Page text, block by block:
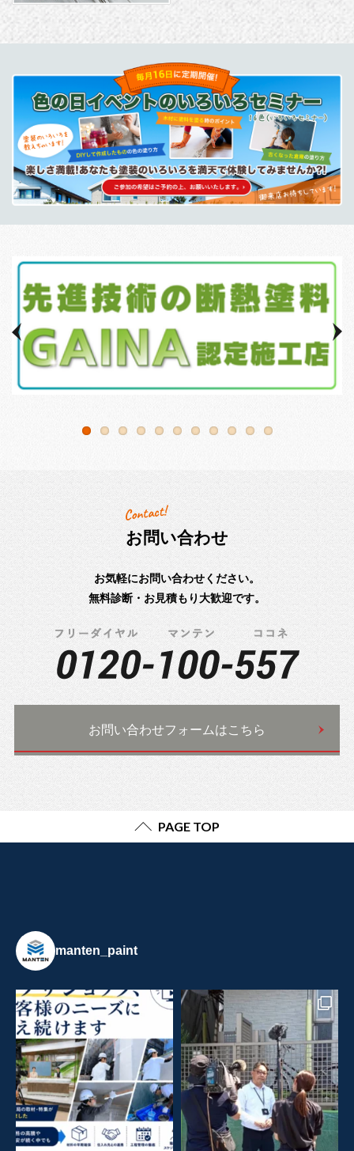
お問い合わせ
お気軽にお問い合わせください。
無料診断・お見積もり大歓迎です。
お問い合わせフォームはこちら
PAGE TOP
manten_paint